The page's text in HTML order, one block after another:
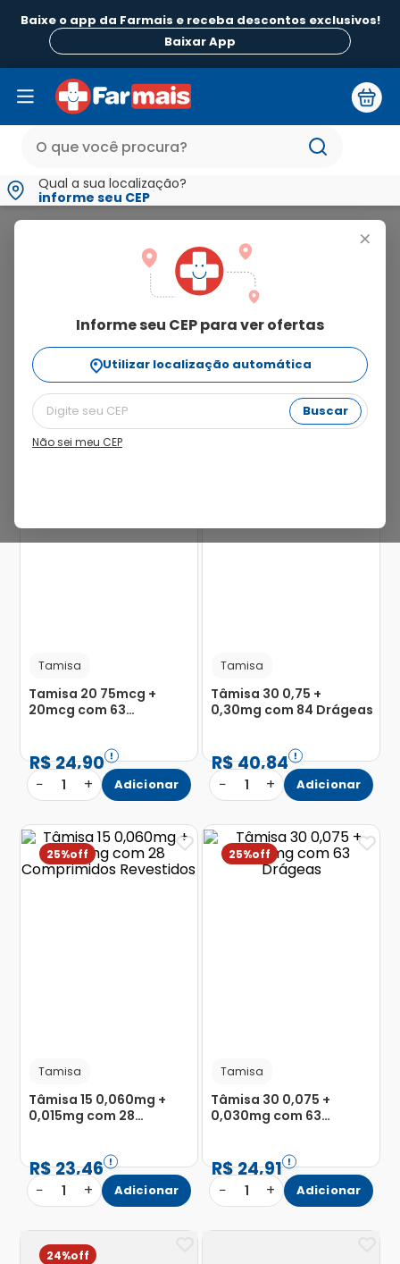
Baixe o app da Farmais e receba descontos exclusivos!
Baixar App
Qual a sua localização?
informe seu CEP
+
Informe seu CEP para ver ofertas
Utilizar localização automática
Buscar
Não sei meu CEP
Ordenar Por
relevância
25%
Tamisa
Tamisa 20 75mcg +
20mcg com 63
R$24,90
− 1 + Adicionar
Tamisa
Tâmisa 30 0,75 +
0,30mg com 84 Drágeas
R$40,84
− 1 + Adicionar
25%
Tamisa
Tâmisa 15 0,060mg +
0,015mg com 28
R$23,46
− 1 + Adicionar
25%
Tamisa
Tâmisa 30 0,075 +
0,030mg com 63
R$24,91
− 1 + Adicionar
24%